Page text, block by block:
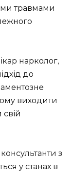
травмами
нарколог,
до
виходити
свій
з
у станах в